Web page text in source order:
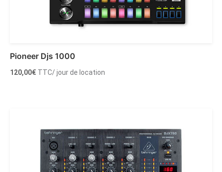
Pioneer Djs 1000
120,00€ TTC/ jour de location